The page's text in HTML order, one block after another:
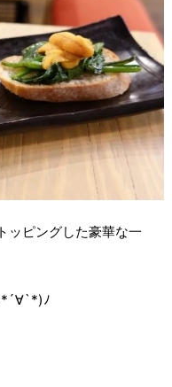
ッピングした豪華な一
ﾉ